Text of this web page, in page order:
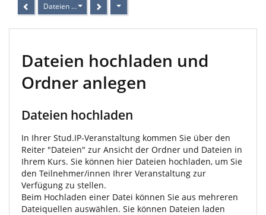
Dateien hochladen und Ordner anlegen
Dateien hochladen und
Ordner anlegen
Dateien hochladen
In Ihrer Stud.IP-Veranstaltung kommen Sie über den
Reiter "Dateien" zur Ansicht der Ordner und Dateien in
Ihrem Kurs. Sie können hier Dateien hochladen, um Sie
den Teilnehmer/innen Ihrer Veranstaltung zur
Verfügung zu stellen.
Beim Hochladen einer Datei können Sie aus mehreren
Dateiquellen auswählen. Sie können Dateien laden